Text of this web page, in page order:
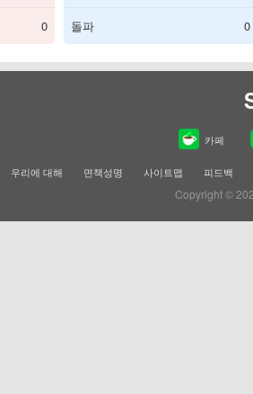
0 돌파 0
카페
우리에 대해 면책성명 사이트맵 피드백
Copyright ©